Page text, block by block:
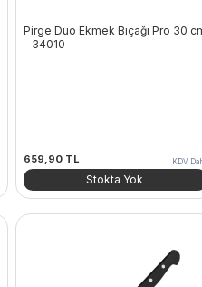
Pirge Duo Ekmek Bıçağı Pro 30
– 34010
659,90 TL KDV
Stokta Yok